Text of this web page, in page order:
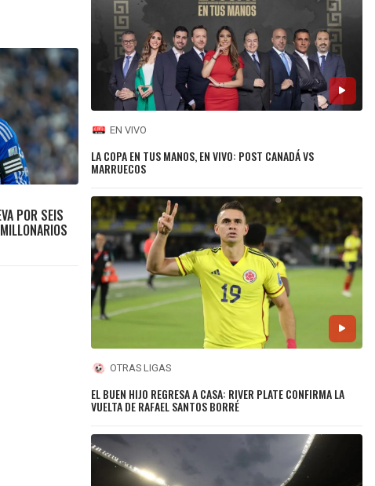
POR SEIS
EN VIVO
LA COPA EN TUS MANOS, EN VIVO: POST CANADÁ VS
MARRUECOS
OTRAS LIGAS
EL BUEN HIJO REGRESA A CASA: RIVER PLATE CONFIRMA LA
VUELTA DE RAFAEL SANTOS BORRÉ